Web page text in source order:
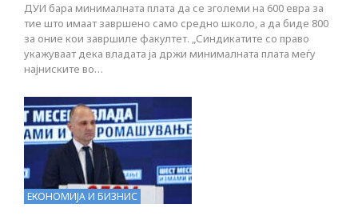
ДУИ бара минималната плата да се зголеми на 600 евра за
тие што имаат завршено само средно школо, а да биде 800
за оние кои завршиле факултет. „Синдикатите со право
укажуваат дека владата ја држи минималната плата меѓу
најниските во…
ЕКОНОМИЈА И БИЗНИС